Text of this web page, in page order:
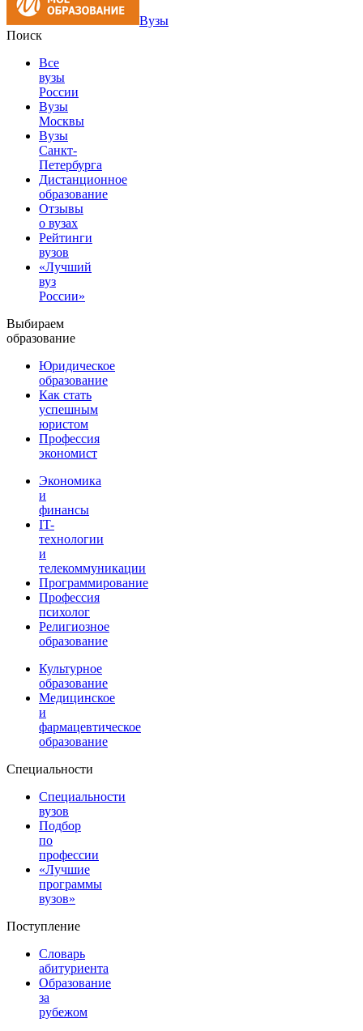
Вузы
Поиск
Все
вузы
России
Вузы
Москвы
Вузы
Санкт-
Петербурга
Дистанционное
образование
Отзывы
о вузах
Рейтинги
вузов
«Лучший
вуз
России»
Выбираем
образование
Юридическое
образование
Как стать
успешным
юристом
Профессия
экономист
Экономика
и
финансы
IT-
технологии
и
телекоммуникации
Программирование
Профессия
психолог
Религиозное
образование
Культурное
образование
Медицинское
и
фармацевтическое
образование
Специальности
Специальности
вузов
Подбор
по
профессии
«Лучшие
программы
вузов»
Поступление
Словарь
абитуриента
Образование
за
рубежом